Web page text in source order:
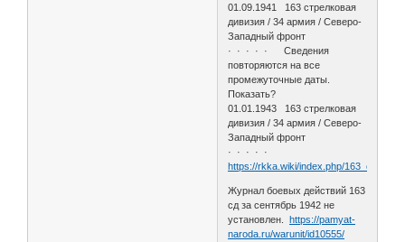
01.09.1941 163 стрелковая
дивизия / 34 армия / Северо-
Западный фронт
· · · · · Сведения
повторяются на все
промежуточные даты.
Показать?
01.01.1943 163 стрелковая
дивизия / 34 армия / Северо-
Западный фронт
· · · · ·
https://rkka.wiki/index.php/
Журнал боевых действий 163
сд за сентябрь 1942 не
установлен.https://pamyat-
naroda.ru/warunit/id10555/